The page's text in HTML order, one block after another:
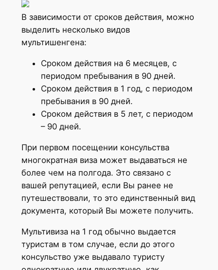
В зависимости от сроков действия, можно
выделить несколько видов
мультишенгена:
Сроком действия на 6 месяцев, с
периодом пребывания в 90 дней.
Сроком действия в 1 год, с периодом
пребывания в 90 дней.
Сроком действия в 5 лет, с периодом
– 90 дней.
При первом посещении консульства
многократная виза может выдаваться не
более чем на полгода. Это связано с
вашей репутацией, если Вы ранее не
путешествовали, то это единственный вид
документа, который Вы можете получить.
Мультивиза на 1 год обычно выдается
туристам в том случае, если до этого
консульство уже выдавало туристу